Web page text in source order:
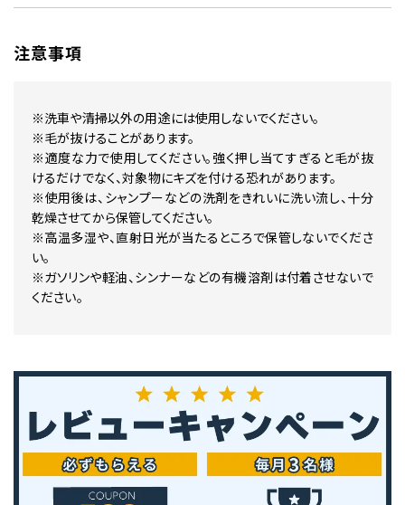
注意事項
※洗車や清掃以外の用途には使用しないでください。
※毛が抜けることがあります。
※適度な力で使用してください。強く押し当てすぎると毛が抜
けるだけでなく、対象物にキズを付ける恐れがあります。
※使用後は、シャンプーなどの洗剤をきれいに洗い流し、十分
乾燥させてから保管してください。
※高温多湿や、直射日光が当たるところで保管しないでくださ
い。
※ガソリンや軽油、シンナーなどの有機溶剤は付着させないで
ください。